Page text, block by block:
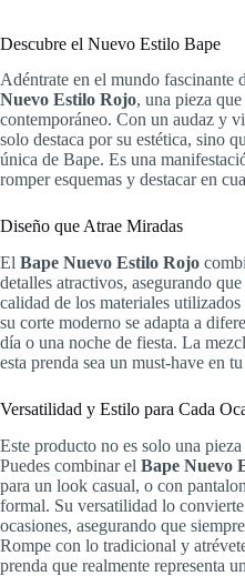
Descubre el Nuevo Estilo Bape
Adéntrate en el mundo fascinante
Nuevo Estilo Rojo, una pieza
contemporáneo. Con un audaz y
solo destaca por su estética, sino
única de Bape. Es una
romper esquemas y destacar en
Diseño que Atrae Miradas
El Bape Nuevo Estilo Rojo
detalles atractivos, asegurando
calidad de los materiales
su corte moderno se adapta a
día o una noche de fiesta. La
esta prenda sea un must-have en
Versatilidad y Estilo para Cada
Este producto no es solo una
Puedes combinar el Bape Nuevo
para un look casual, o con
formal. Su versatilidad lo
ocasiones, asegurando que
Rompe con lo tradicional y
prenda que realmente representa